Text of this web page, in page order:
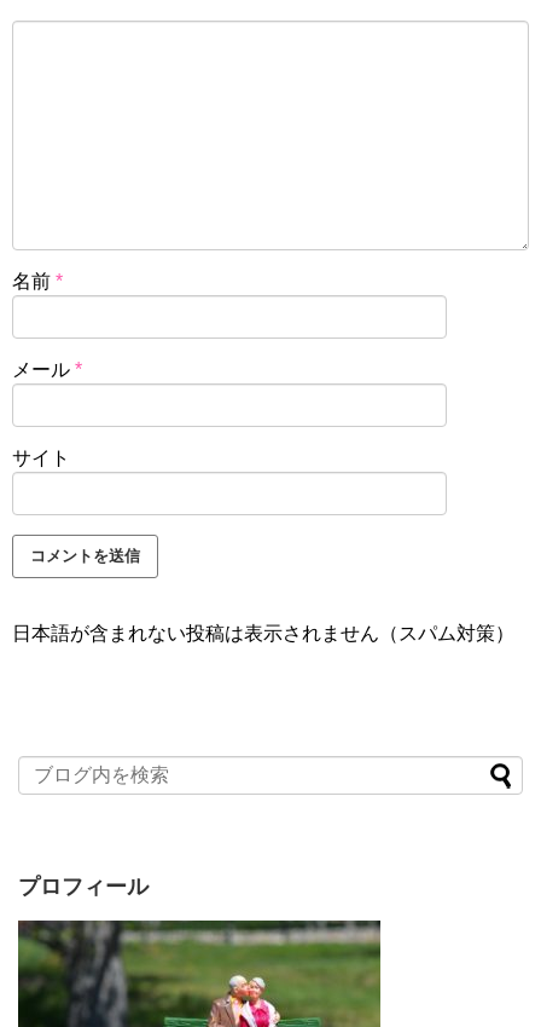
名前 *
メール *
サイト
日本語が含まれない投稿は表示されません（スパム対策）
プロフィール